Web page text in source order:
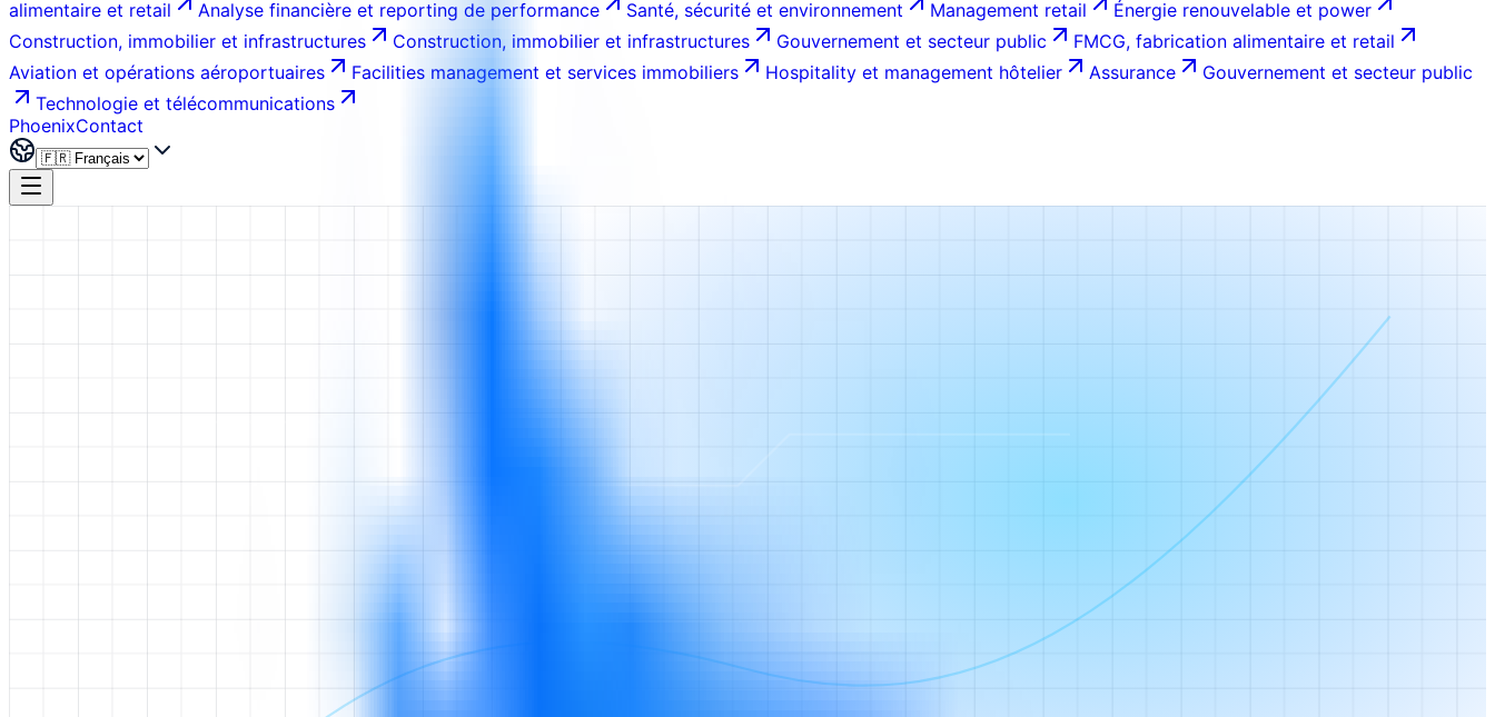
alimentaire et retail
Analyse financière et reporting de performance Santé, sécurité et environnement Management retail
Énergie renouvelable et power
Construction, immobilier et infrastructures
Construction, immobilier et infrastructures Gouvernement et secteur public
FMCG, fabrication alimentaire et retail
Aviation et opérations aéroportuaires
Facilities management et services immobiliers Hospitality et management hôtelier Assurance
Gouvernement et secteur public
Technologie et télécommunications
PhoenixContact